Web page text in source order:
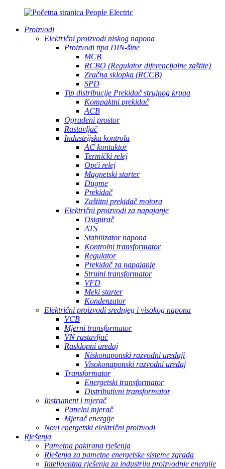
Proizvodi
Električni proizvodi niskog napona
Proizvodi tipa DIN-šine
MCB
RCBO (Regulator diferencijalne zaštite)
Zračna sklopka (RCCB)
SPD
Tip distribucije Prekidač strujnog kruga
Kompaktni prekidač
ACB
Ograđeni prostor
Rastavljač
Industrijska kontrola
AC kontaktor
Termički relej
Opći relej
Magnetski starter
Dugme
Prekidač
Zaštitni prekidač motora
Električni proizvodi za napajanje
Osigurač
ATS
Stabilizator napona
Kontrolni transformator
Regulator
Prekidač za napajanje
Strujni transformator
VFD
Meki starter
Kondenzator
Električni proizvodi srednjeg i visokog napona
VCB
Mjerni transformator
VN rastavljač
Rasklopni uređaj
Niskonaponski razvodni uređaji
Visokonaponski razvodni uređaj
Transformator
Energetski transformator
Distributivni transformator
Instrument i mjerač
Panelni mjerač
Mjerač energije
Novi energetski električni proizvodi
Rješenja
Pametna pakirana rješenja
Rješenja za pametne energetske sisteme zgrada
Inteligentna rješenja za industriju proizvodnje energije